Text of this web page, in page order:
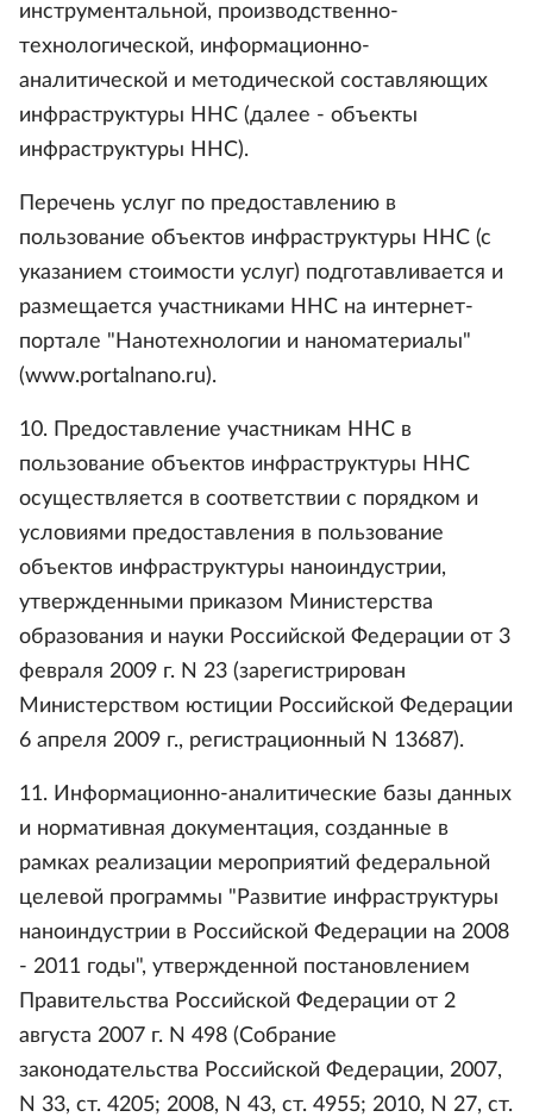
инструментальной, производственно-
технологической, информационно-
аналитической и методической составляющих
инфраструктуры ННС (далее - объекты
инфраструктуры ННС).
Перечень услуг по предоставлению в
пользование объектов инфраструктуры ННС (с
указанием стоимости услуг) подготавливается и
размещается участниками ННС на интернет-
портале "Нанотехнологии и наноматериалы"
(www.portalnano.ru).
10. Предоставление участникам ННС в
пользование объектов инфраструктуры ННС
осуществляется в соответствии с порядком и
условиями предоставления в пользование
объектов инфраструктуры наноиндустрии,
утвержденными приказом Министерства
образования и науки Российской Федерации от 3
февраля 2009 г. N 23 (зарегистрирован
Министерством юстиции Российской Федерации
6 апреля 2009 г., регистрационный N 13687).
11. Информационно-аналитические базы данных
и нормативная документация, созданные в
рамках реализации мероприятий федеральной
целевой программы "Развитие инфраструктуры
наноиндустрии в Российской Федерации на 2008
- 2011 годы", утвержденной постановлением
Правительства Российской Федерации от 2
августа 2007 г. N 498 (Собрание
законодательства Российской Федерации, 2007,
N 33, ст. 4205; 2008, N 43, ст. 4955; 2010, N 27, ст.